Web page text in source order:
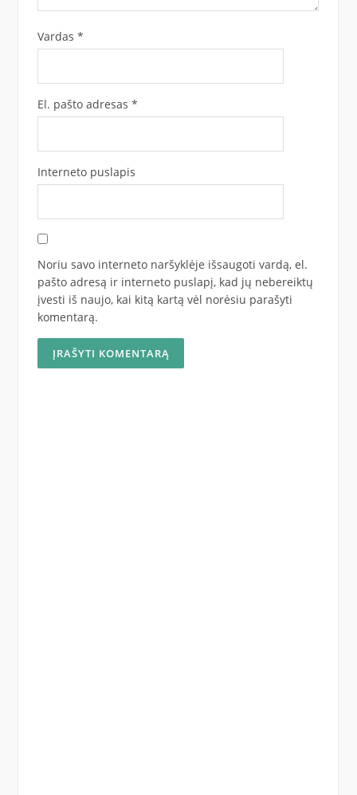
Vardas *
El. pašto adresas *
Interneto puslapis
Noriu savo interneto naršyklėje išsaugoti vardą, el.
pašto adresą ir interneto puslapį, kad jų nebereiktų
įvesti iš naujo, kai kitą kartą vėl norėsiu parašyti
komentarą.